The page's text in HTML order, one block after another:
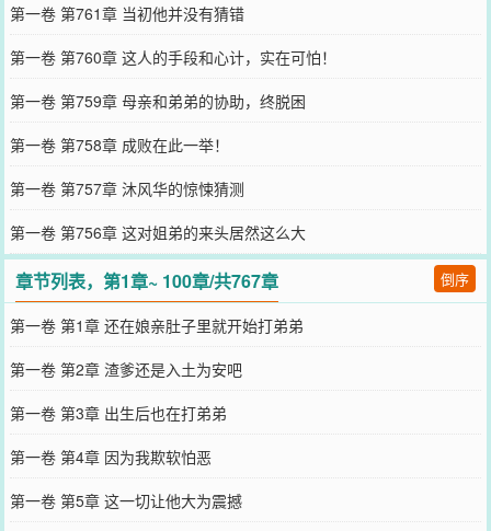
第一卷 第761章 当初他并没有猜错
第一卷 第760章 这人的手段和心计，实在可怕！
第一卷 第759章 母亲和弟弟的协助，终脱困
第一卷 第758章 成败在此一举！
第一卷 第757章 沐风华的惊悚猜测
第一卷 第756章 这对姐弟的来头居然这么大
章节列表，第1章~ 100章/共767章 倒序
第一卷 第1章 还在娘亲肚子里就开始打弟弟
第一卷 第2章 渣爹还是入土为安吧
第一卷 第3章 出生后也在打弟弟
第一卷 第4章 因为我欺软怕恶
第一卷 第5章 这一切让他大为震撼